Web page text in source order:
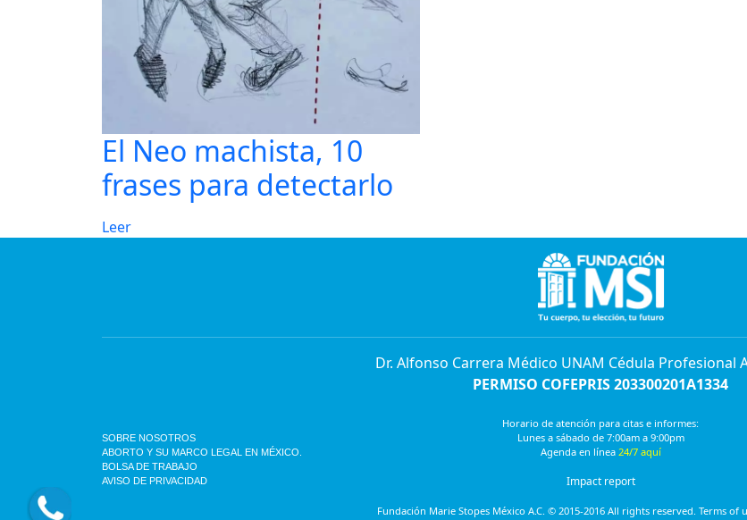
El Neo machista, 10
frases para detectarlo
Leer
Dr. Alfonso Carrera Médico UNAM Cédula Profesional
PERMISO COFEPRIS 203300201A1334
SOBRE NOSOTROS
ABORTO Y SU MARCO LEGAL EN MÉXICO.
BOLSA DE TRABAJO
AVISO DE PRIVACIDAD
Horario de atención para citas e informes:
Lunes a sábado de 7:00am a 9:00pm
Agenda en línea 24/7 aquí
Impact report
Fundación Marie Stopes México A.C. © 2015-2016 All rights reserved. Terms of